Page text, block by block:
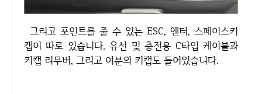
그리고 포인트를 줄 수 있는 ESC, 엔터, 스페이스키
캡이 따로 있습니다. 유선 및 충전용 C타입 케이블과
키캡 리무버, 그리고 여분의 키캡도 들어있습니다.